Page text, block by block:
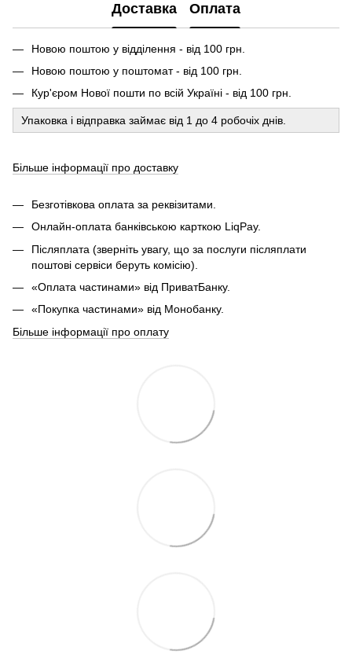
Доставка Оплата
Новою поштою у відділення - від 100 грн.
Новою поштою у поштомат - від 100 грн.
Кур'єром Нової пошти по всій Україні - від 100 грн.
Упаковка і відправка займає від 1 до 4 робочіх днів.
Більше інформації про доставку
Безготівкова оплата за реквізитами.
Онлайн-оплата банківською карткою LiqPay.
Післяплата (зверніть увагу, що за послуги післяплати
поштові сервіси беруть комісію).
«Оплата частинами» від ПриватБанку.
«Покупка частинами» від Монобанку.
Більше інформації про оплату